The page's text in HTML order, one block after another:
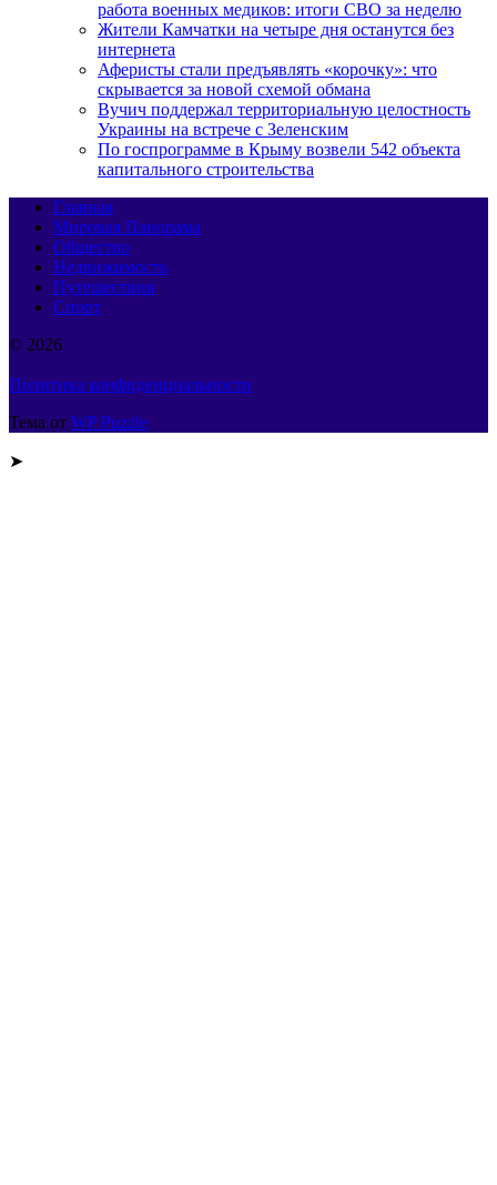
работа военных медиков: итоги СВО за неделю
Жители Камчатки на четыре дня останутся без
интернета
Аферисты стали предъявлять «корочку»: что
скрывается за новой схемой обмана
Вучич поддержал территориальную целостность
Украины на встрече с Зеленским
По госпрограмме в Крыму возвели 542 объекта
капитального строительства
Главная
Мировая Панорама
Общество
Недвижимость
Путешествия
Спорт
© 2026
Политика конфиденциальности
Тема от WP Puzzle
➤